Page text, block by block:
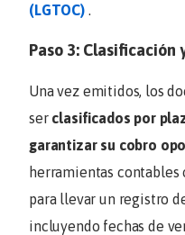
(LGTOC).
Paso 3:
Una vez emitidos, los
ser clasificados por
garantizar su cobro
herramientas
para llevar un registro
incluyendo fechas de